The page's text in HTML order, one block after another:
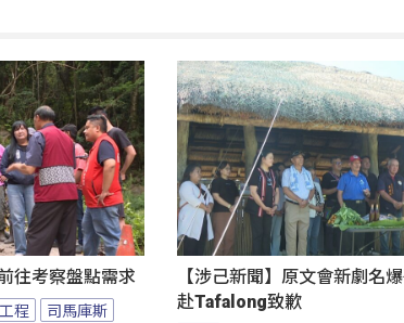
往考察盤點需求
程
司馬庫斯
【涉己新聞】原文會新劇名
赴Tafalong致歉